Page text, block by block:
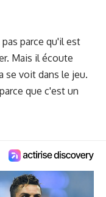
parce qu'il est
Mais il écoute
se voit dans le jeu.
que c'est un